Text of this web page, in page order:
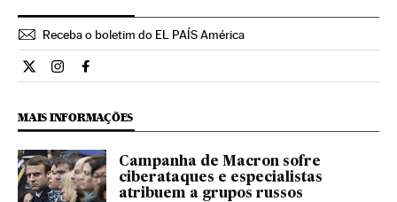
Receba o boletim do EL PAÍS América
Internacional El País Brasil en Twitter
Internacional El País Brasil en Instagram
Internacional El País Brasil en Facebook
MAIS INFORMAÇÕES
Campanha de Macron sofre
ciberataques e especialistas
atribuem a grupos russos